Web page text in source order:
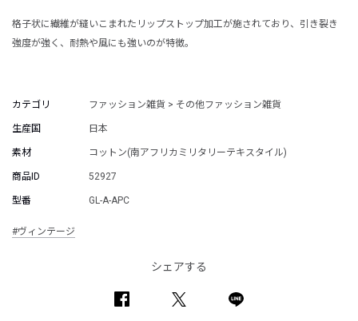
格子状に繊維が縫いこまれたリップストップ加工が施されており、引き裂き
強度が強く、耐熱や風にも強いのが特徴。
カテゴリ ファッション雑貨 > その他ファッション雑貨
生産国 日本
素材 コットン(南アフリカミリタリーテキスタイル)
商品ID 52927
型番 GL-A-APC
#ヴィンテージ
シェアする